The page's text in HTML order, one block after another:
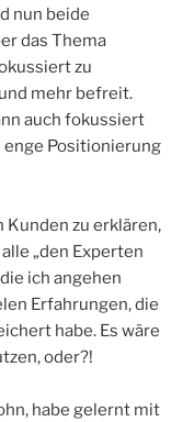
nun beide
das Thema
zu
mehr befreit.
auch fokussiert
enge Positionierung
zu erklären,
„den Experten
ich angehen
Erfahrungen, die
habe. Es wäre
oder?!
habe gelernt mit